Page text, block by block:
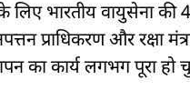
लिए भारतीय वायुसेना
प्राधिकरण और
का कार्य लगभग पूरा